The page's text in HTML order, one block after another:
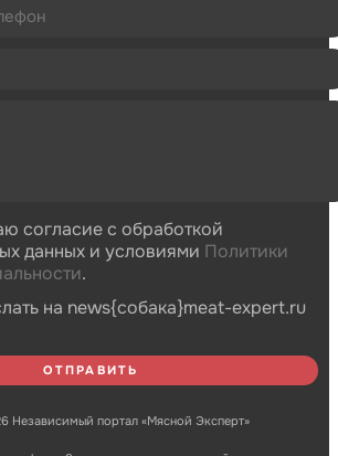
согласие с обработкой
данных и условиями Политики
.
на news{собака}meat-expert.ru
Независимый портал «Мясной Эксперт»